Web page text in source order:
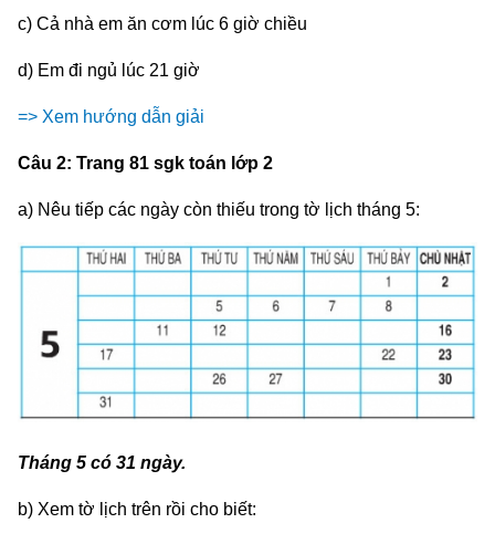
c) Cả nhà em ăn cơm lúc 6 giờ chiều
d) Em đi ngủ lúc 21 giờ
=> Xem hướng dẫn giải
Câu 2: Trang 81 sgk toán lớp 2
a) Nêu tiếp các ngày còn thiếu trong tờ lịch tháng 5:
Tháng 5 có 31 ngày.
b) Xem tờ lịch trên rồi cho biết: